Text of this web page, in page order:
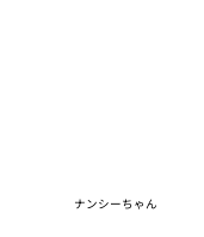
ナンシーちゃん